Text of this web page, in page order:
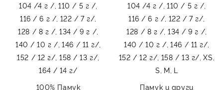
104 /4 г /, 110 / 5 г /,
116 / 6 г /, 122 / 7 г/,
128 / 8 г /, 134 / 9 г /,
140 / 10 г /, 146 / 11 г/,
152 / 12 г/, 158 / 13 г/,
164 / 14 г/
100% Памук
104 /4 г /, 110 / 5 г /,
116 / 6 г /, 122 / 7 г/,
128 / 8 г /, 134 / 9 г /,
140 / 10 г /, 146 / 11 г/,
152 / 12 г/, 158 / 13 г/, XS,
S, M, L
Памук и други